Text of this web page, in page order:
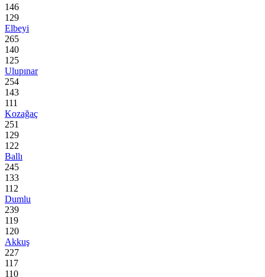
146
129
Elbeyi
265
140
125
Ulupınar
254
143
111
Kozağaç
251
129
122
Ballı
245
133
112
Dumlu
239
119
120
Akkuş
227
117
110